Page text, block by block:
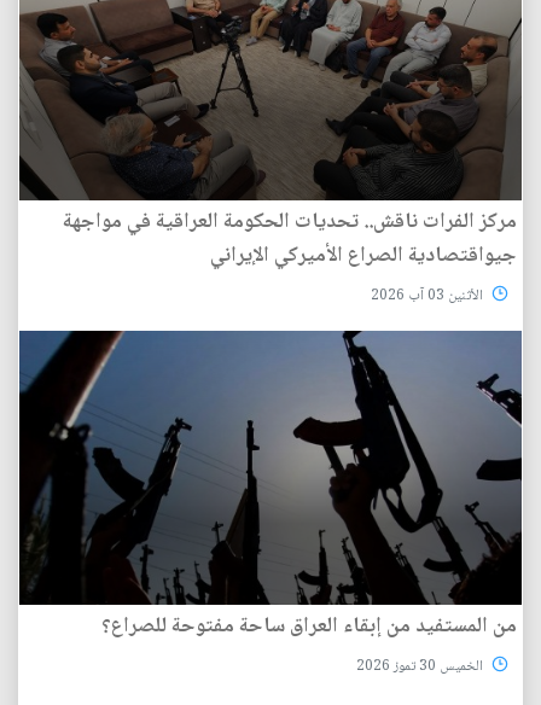
مركز الفرات ناقش.. تحديات الحكومة العراقية في مواجهة
جيواقتصادية الصراع الأميركي الإيراني
الأثنين 03 آب 2026
من المستفيد من إبقاء العراق ساحة مفتوحة للصراع؟
الخميس 30 تموز 2026